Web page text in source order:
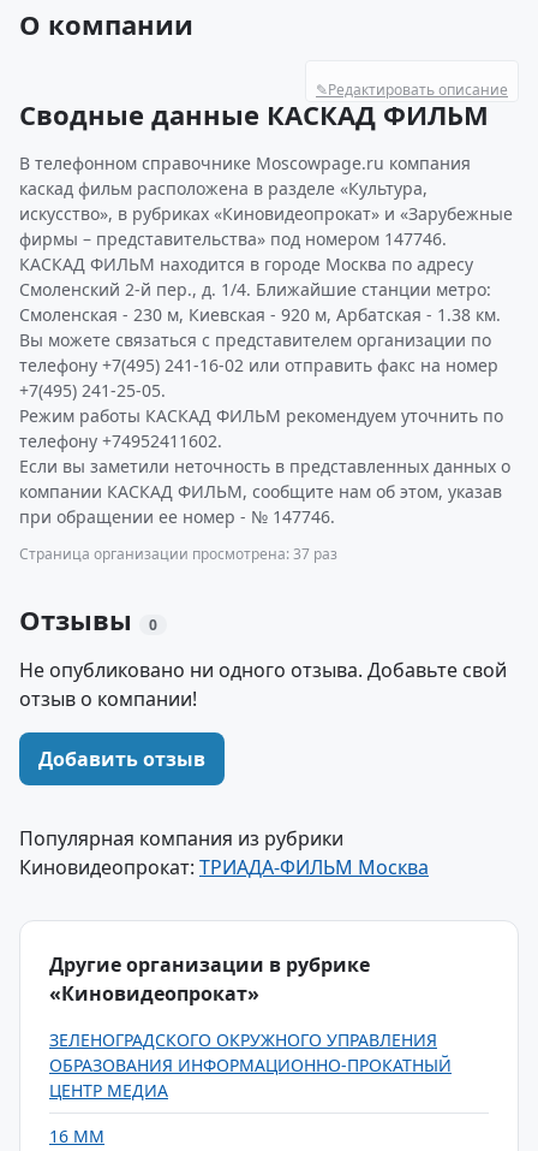
О компании
✎Редактировать описание
Сводные данные КАСКАД ФИЛЬМ
В телефонном справочнике Moscowpage.ru компания
каскад фильм расположена в разделе «Культура,
искусство», в рубриках «Киновидеопрокат» и «Зарубежные
фирмы – представительства» под номером 147746.
КАСКАД ФИЛЬМ находится в городе Москва по адресу
Смоленский 2-й пер., д. 1/4. Ближайшие станции метро:
Смоленская - 230 м, Киевская - 920 м, Арбатская - 1.38 км.
Вы можете связаться с представителем организации по
телефону +7(495) 241-16-02 или отправить факс на номер
+7(495) 241-25-05.
Режим работы КАСКАД ФИЛЬМ рекомендуем уточнить по
телефону +74952411602.
Если вы заметили неточность в представленных данных о
компании КАСКАД ФИЛЬМ, сообщите нам об этом, указав
при обращении ее номер - № 147746.
Страница организации просмотрена: 37 раз
Отзывы 0
Не опубликовано ни одного отзыва. Добавьте свой
отзыв о компании!
Добавить отзыв
Популярная компания из рубрики
Киновидеопрокат: ТРИАДА-ФИЛЬМ Москва
Другие организации в рубрике
«Киновидеопрокат»
ЗЕЛЕНОГРАДСКОГО ОКРУЖНОГО УПРАВЛЕНИЯ
ОБРАЗОВАНИЯ ИНФОРМАЦИОННО-ПРОКАТНЫЙ
ЦЕНТР МЕДИА
16 ММ